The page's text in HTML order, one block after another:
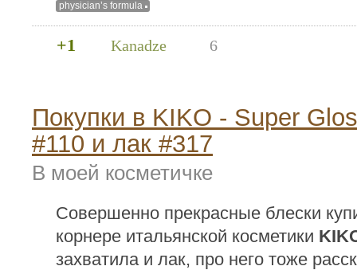
physician’s formula
+1 Kanadze 6
Покупки в KIKO - Super
#110 и лак #317
В моей косметичке
Совершенно прекрасные блески
корнере итальянской косметики
захватила и лак, про него тоже